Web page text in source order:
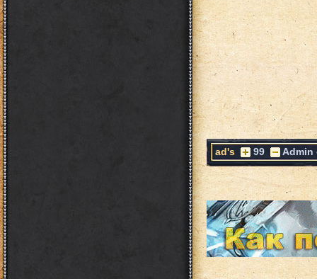
ad's 99 Admin